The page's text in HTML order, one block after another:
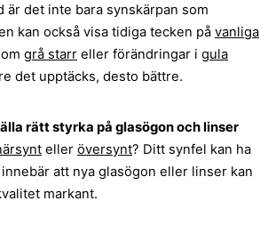
är det inte bara synskärpan som
kan också visa tidiga tecken på vanliga
grå starr eller förändringar i gula
det upptäcks, desto bättre.
rätt styrka på glasögon och linser
eller översynt? Ditt synfel kan ha
att nya glasögon eller linser kan
markant.